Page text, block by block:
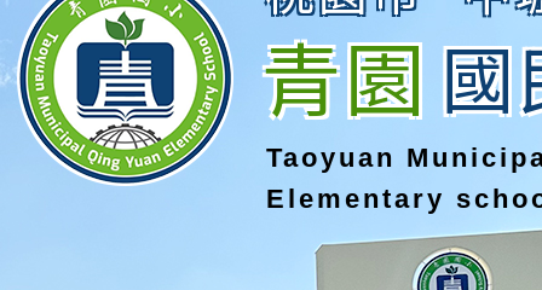
青園國
Taoyuan
Elementary